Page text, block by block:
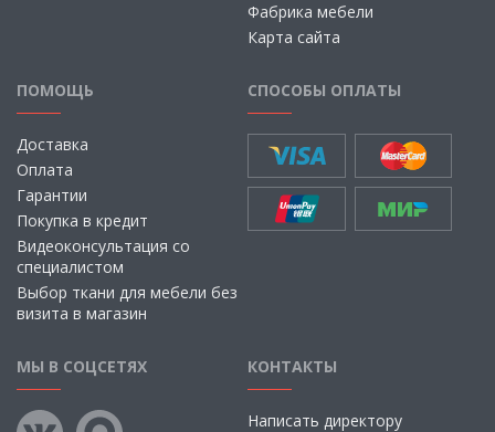
Фабрика мебели
Карта сайта
ПОМОЩЬ
Доставка
Оплата
Гарантии
Покупка в кредит
Видеоконсультация со
специалистом
Выбор ткани для мебели без
визита в магазин
СПОСОБЫ ОПЛАТЫ
МЫ В СОЦСЕТЯХ КОНТАКТЫ
Написать директору